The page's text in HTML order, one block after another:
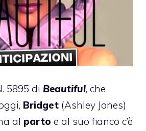
5895 di Beautiful, che
Bridget (Ashley Jones)
al parto e al suo fianco c’è